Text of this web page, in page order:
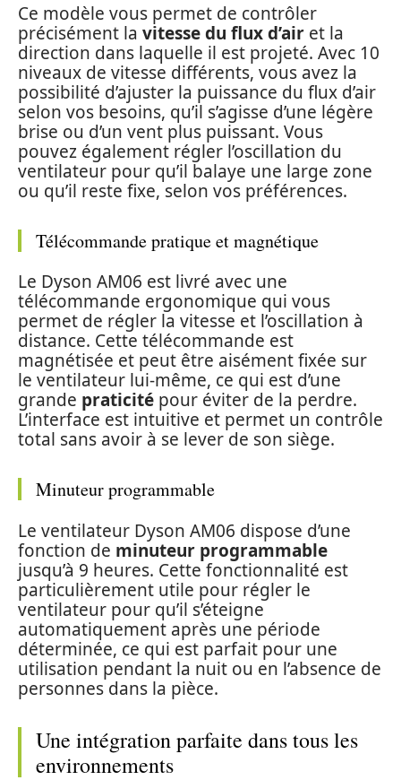
Ce modèle vous permet de contrôler
précisément la vitesse du flux d’air et la
direction dans laquelle il est projeté. Avec 10
niveaux de vitesse différents, vous avez la
possibilité d’ajuster la puissance du flux d’air
selon vos besoins, qu’il s’agisse d’une légère
brise ou d’un vent plus puissant. Vous
pouvez également régler l’oscillation du
ventilateur pour qu’il balaye une large zone
ou qu’il reste fixe, selon vos préférences.
Télécommande pratique et magnétique
Le Dyson AM06 est livré avec une
télécommande ergonomique qui vous
permet de régler la vitesse et l’oscillation à
distance. Cette télécommande est
magnétisée et peut être aisément fixée sur
le ventilateur lui-même, ce qui est d’une
grande praticité pour éviter de la perdre.
L’interface est intuitive et permet un contrôle
total sans avoir à se lever de son siège.
Minuteur programmable
Le ventilateur Dyson AM06 dispose d’une
fonction de minuteur programmable
jusqu’à 9 heures. Cette fonctionnalité est
particulièrement utile pour régler le
ventilateur pour qu’il s’éteigne
automatiquement après une période
déterminée, ce qui est parfait pour une
utilisation pendant la nuit ou en l’absence de
personnes dans la pièce.
Une intégration parfaite dans tous les
environnements